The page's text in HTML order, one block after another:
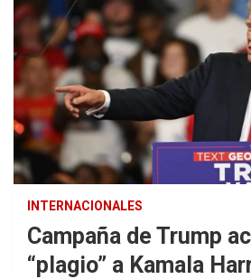
INTERNACIONALES
Campaña de Trump
“plagio” a Kamala